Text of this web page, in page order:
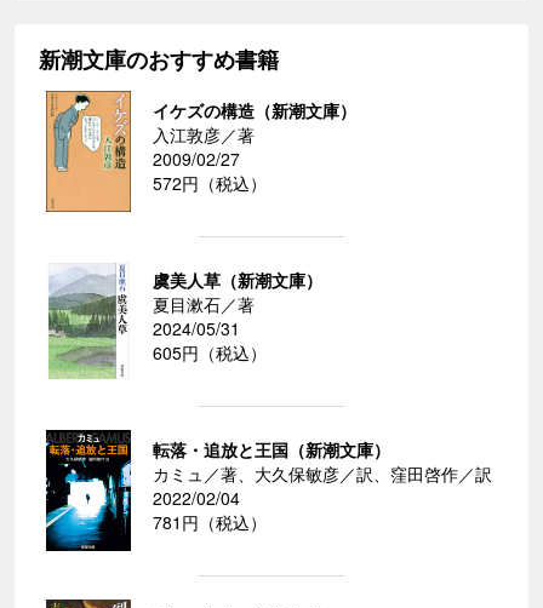
新潮文庫のおすすめ書籍
イケズの構造（新潮文庫）
入江敦彦／著
2009/02/27
572円（税込）
虞美人草（新潮文庫）
夏目漱石／著
2024/05/31
605円（税込）
転落・追放と王国（新潮文庫）
カミュ／著、大久保敏彦／訳、窪田啓作／訳
2022/02/04
781円（税込）